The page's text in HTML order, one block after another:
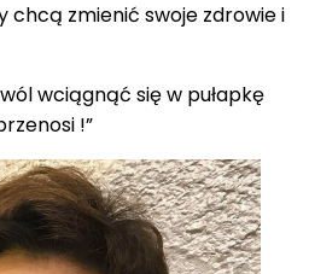
zmienić swoje zdrowie i
wciągnąć się w pułapkę
!”